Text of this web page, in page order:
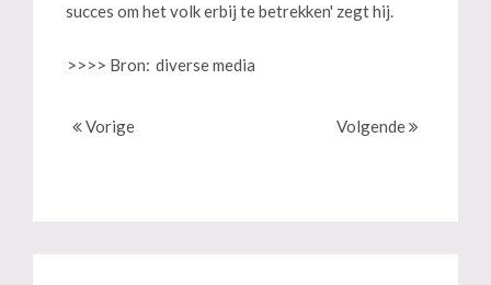
succes om het volk erbij te betrekken' zegt hij.
>>>> Bron: diverse media
Vorige Volgende